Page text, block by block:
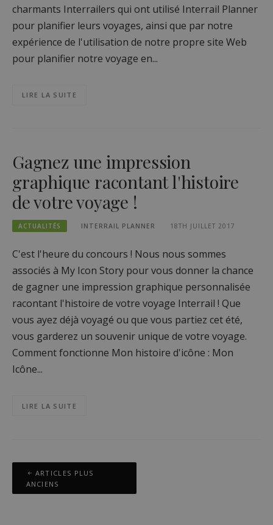
charmants Interrailers qui ont utilisé Interrail Planner
pour planifier leurs voyages, ainsi que par notre
expérience de l'utilisation de notre propre site Web
pour planifier notre voyage en...
LIRE LA SUITE
Gagnez une impression
graphique racontant l'histoire
de votre voyage !
ACTUALITÉS INTERRAIL PLANNER 18TH JUILLET 2017
C'est l'heure du concours ! Nous nous sommes
associés à My Icon Story pour vous donner la chance
de gagner une impression graphique personnalisée
racontant l'histoire de votre voyage Interrail ! Que
vous ayez déjà voyagé ou que vous partiez cet été,
vous garderez un souvenir unique de votre voyage.
Comment fonctionne Mon histoire d'icône : Mon
Icône...
LIRE LA SUITE
Navigation
des
ARTICLES PLUS
ANCIENS